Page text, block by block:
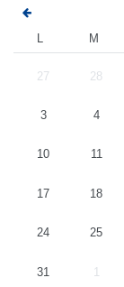
L M
27 28
3 4
10 11
17 18
24 25
31 1